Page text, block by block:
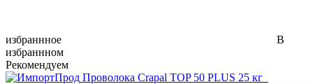
избраннное
В
избраннном
Рекомендуем
Проволока Crapal TOP 50 PLUS 25 кг